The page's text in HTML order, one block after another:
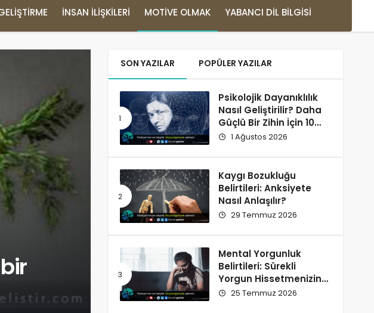
İNSAN İLIŞKILERI MOTIVE OLMAK YABANCI DIL BILGISI
SON YAZILAR POPÜLER YAZILAR
Psikolojik Dayanıklılık
Nasıl Geliştirilir? Daha
Güçlü Bir Zihin İçin 10
Alışkanlık
1 Ağustos 2026
Kaygı Bozukluğu
Belirtileri: Anksiyete
Nasıl Anlaşılır?
29 Temmuz 2026
Mental Yorgunluk
Belirtileri: Sürekli
Yorgun Hissetmenizin
12 Olası Nedeni
25 Temmuz 2026